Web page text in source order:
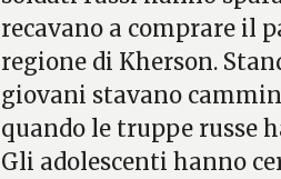
recavano a comprare il
regione di Kherson.
giovani stavano
quando le truppe russe
Gli adolescenti hanno